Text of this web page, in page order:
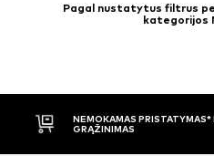
Pagal nustatytus filtrus
kategorijos
NEMOKAMAS PRISTATYMAS*
GRĄŽINIMAS